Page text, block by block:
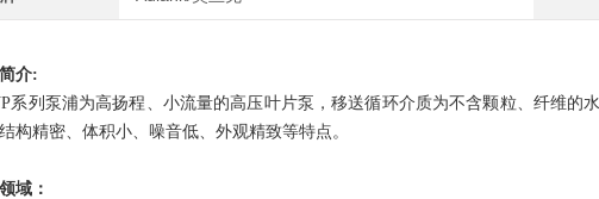
介:
列泵浦为高扬程、小流量的高压叶片泵 ，移送循环介质为不含颗粒、纤维的
构精密、体积小、噪音低、外观精致等特点。
域：